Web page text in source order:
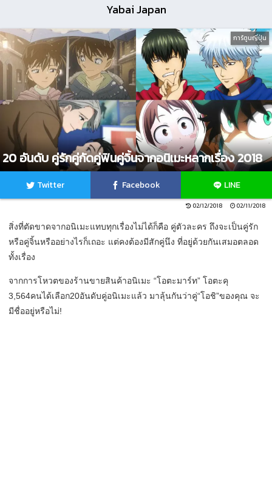
Yabai Japan
20 อันดับ คู่รักคู่กัดคู่ฟินคู่จิ้นจากอนิเมะหลากเรื่อง 2018
การ์ตูนญี่ปุ่น
Twitter Facebook LINE
02/12/2018 02/11/2018
สิ่งที่ตัดขาดจากอนิเมะแทบทุกเรื่องไม่ได้ก็คือ คู่ตัวละคร ถึงจะเป็นคู่รัก
หรือคู่จิ้นหรืออย่างไรก็เถอะ แต่คงต้องมีสักคู่นึง ที่อยู่ด้วยกันเสมอตลอด
ทั้งเรื่อง
จากการโหวตของร้านขายสินค้าอนิเมะ “โอตะมาร์ท” โอตะคุ
3,564คนได้เลือก20อันดับคู่อนิเมะแล้ว มาลุ้นกันว่าคู่“โอชิ”ของคุณ จะ
มีชื่ออยู่หรือไม่!